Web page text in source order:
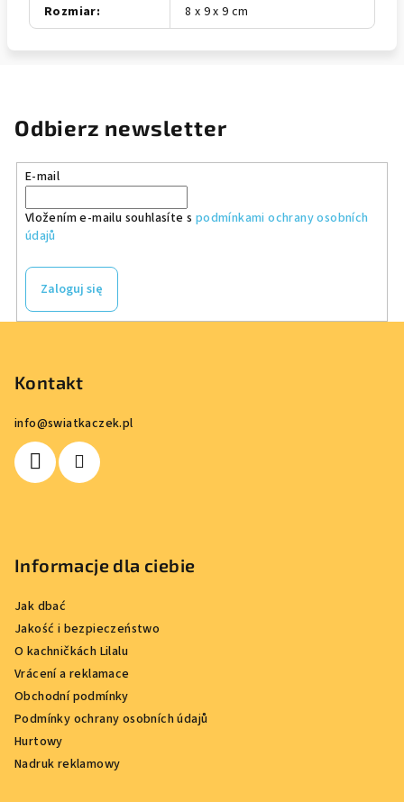
Rozmiar: 8 x 9 x 9 cm
Odbierz newsletter
E-mail
Vložením e-mailu souhlasíte s podmínkami ochrany osobních
údajů
Zaloguj się
Kontakt
info@swiatkaczek.pl
Informacje dla ciebie
Jak dbać
Jakość i bezpieczeństwo
O kachničkách Lilalu
Vrácení a reklamace
Obchodní podmínky
Podmínky ochrany osobních údajů
Hurtowy
Nadruk reklamowy